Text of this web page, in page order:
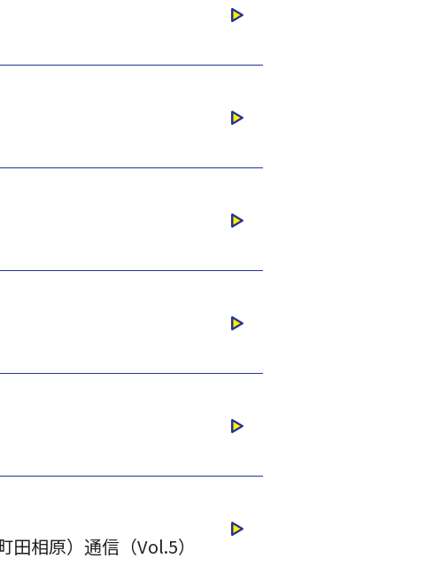
相原）通信（Vol.5）